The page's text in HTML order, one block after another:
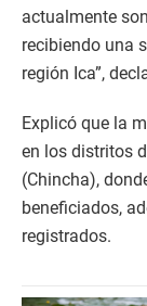
actualmente
recibiendo una
región Ica”,
Explicó que la
en los distritos
(Chincha),
beneficiados,
registrados.